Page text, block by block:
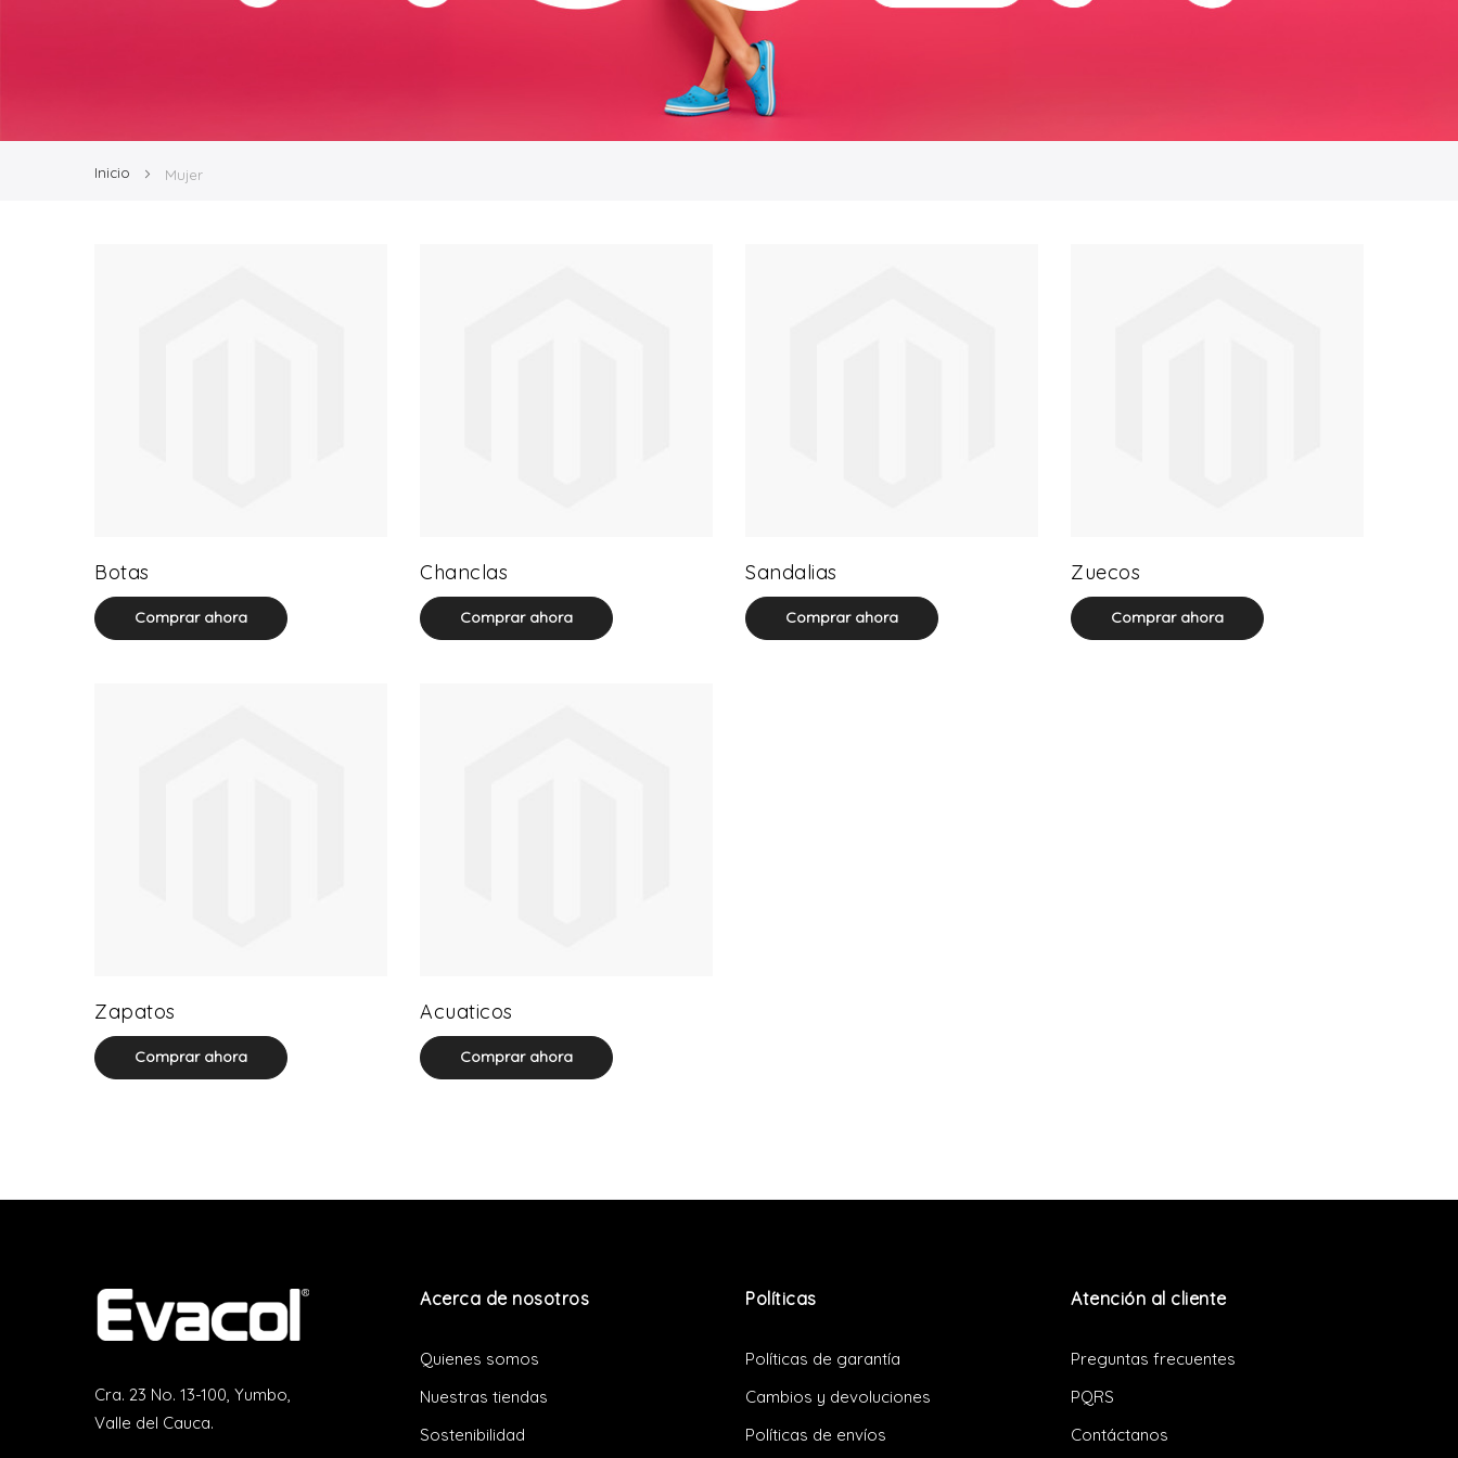
Inicio Mujer
Botas
Comprar ahora
Chanclas
Comprar ahora
Sandalias
Comprar ahora
Zuecos
Comprar ahora
Zapatos
Comprar ahora
Acuaticos
Comprar ahora
Cra. 23 No. 13-100, Yumbo,
Valle del Cauca.
Acerca de nosotros
Quienes somos
Nuestras tiendas
Sostenibilidad
Políticas
Políticas de garantía
Cambios y devoluciones
Políticas de envíos
Atención al cliente
Preguntas frecuentes
PQRS
Contáctanos